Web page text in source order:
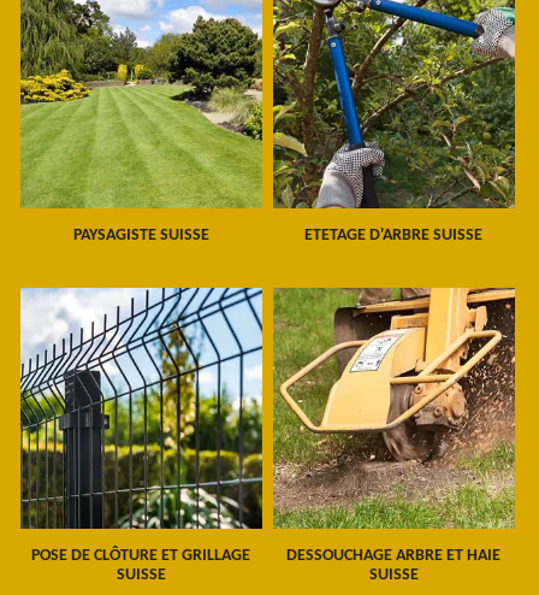
PAYSAGISTE SUISSE ETETAGE D'ARBRE SUISSE
POSE DE CLÔTURE ET GRILLAGE
SUISSE
DESSOUCHAGE ARBRE ET HAIE
SUISSE